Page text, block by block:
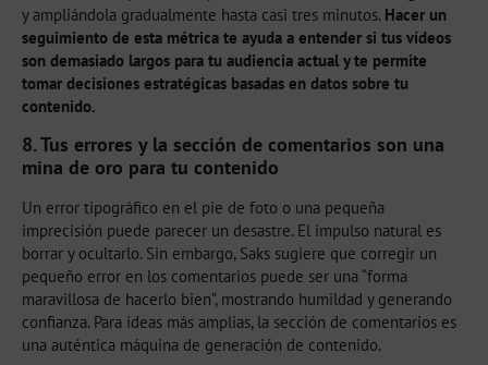
y ampliándola gradualmente hasta casi tres minutos. Hacer un
seguimiento de esta métrica te ayuda a entender si tus vídeos
son demasiado largos para tu audiencia actual y te permite
tomar decisiones estratégicas basadas en datos sobre tu
contenido.
8. Tus errores y la sección de comentarios son una
mina de oro para tu contenido
Un error tipográfico en el pie de foto o una pequeña
imprecisión puede parecer un desastre. El impulso natural es
borrar y ocultarlo. Sin embargo, Saks sugiere que corregir un
pequeño error en los comentarios puede ser una “forma
maravillosa de hacerlo bien”, mostrando humildad y generando
confianza. Para ideas más amplias, la sección de comentarios es
una auténtica máquina de generación de contenido.